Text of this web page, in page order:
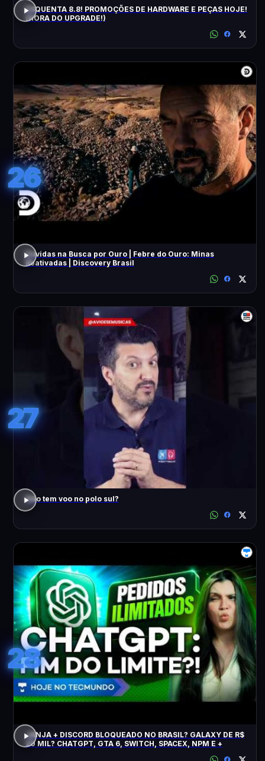
ESQUENTA 8.8! PROMOÇÕES DE HARDWARE E PEÇAS HOJE!
(HORA DO UPGRADE!)
26
Dúvidas na Busca por Ouro | Febre do Ouro: Minas
Reativadas | Discovery Brasil
27
Não tem voo no polo sul?
28
JANJA + DISCORD BLOQUEADO NO BRASIL? GALAXY DE R$
20 MIL? CHATGPT, GTA 6, SWITCH, SPACEX, NPM E +